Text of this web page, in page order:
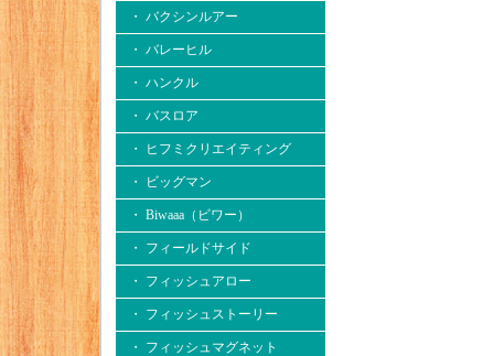
・ バクシンルアー
・ バレーヒル
・ ハンクル
・ バスロア
・ ヒフミクリエイティング
・ ビッグマン
・ Biwaaa（ビワー）
・ フィールドサイド
・ フィッシュアロー
・ フィッシュストーリー
・ フィッシュマグネット